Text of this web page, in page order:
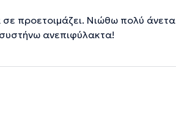
σε προετοιμάζει. Νιώθω πολύ άνετα
ανεπιφύλακτα!